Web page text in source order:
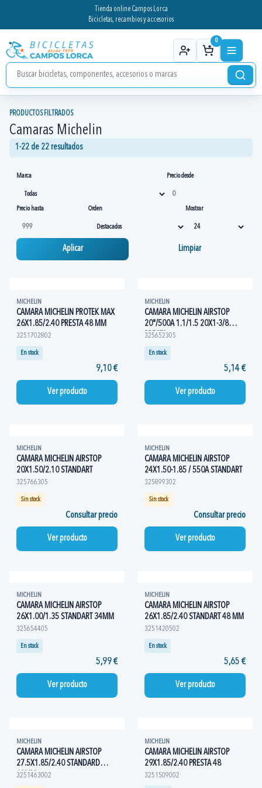
Tienda online Campos Lorca
Bicicletas, recambios y accesorios
0
PRODUCTOS FILTRADOS
Camaras Michelin
1-22 de 22 resultados
Marca Precio desde
Precio hasta Orden Mostrar
Aplicar Limpiar
MICHELIN
CAMARA MICHELIN PROTEK MAX
26X1.85/2.40 PRESTA 48 MM
3251702802
En stock
9,10 €
Ver producto
MICHELIN
CAMARA MICHELIN AIRSTOP
20"/500A 1.1/1.5 20X1-3/8
PRESTA
325652305
En stock
5,14 €
Ver producto
MICHELIN
CAMARA MICHELIN AIRSTOP
20X1.50/2.10 STANDART
325766305
Sin stock
Consultar precio
Ver producto
MICHELIN
CAMARA MICHELIN AIRSTOP
24X1.50-1.85 / 550A STANDART
325899302
Sin stock
Consultar precio
Ver producto
MICHELIN
CAMARA MICHELIN AIRSTOP
26X1.00/1.35 STANDART 34MM
325654405
En stock
5,99 €
Ver producto
MICHELIN
CAMARA MICHELIN AIRSTOP
26X1.85/2.40 STANDART 48 MM
3251420502
En stock
5,65 €
Ver producto
MICHELIN
CAMARA MICHELIN AIRSTOP
27.5X1.85/2.40 STANDARD
48MM
3251463002
MICHELIN
CAMARA MICHELIN AIRSTOP
29X1.85/2.40 PRESTA 48
3251509002